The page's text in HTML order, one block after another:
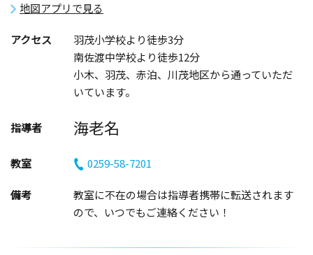
地図アプリで見る
アクセス
羽茂小学校より徒歩3分
南佐渡中学校より徒歩12分
小木、羽茂、赤泊、川茂地区から通っていただ
いています。
指導者 海老名
教室 0259-58-7201
備考
教室に不在の場合は指導者携帯に転送されます
ので、いつでもご連絡ください！